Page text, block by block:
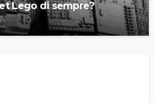
Lego di sempre?